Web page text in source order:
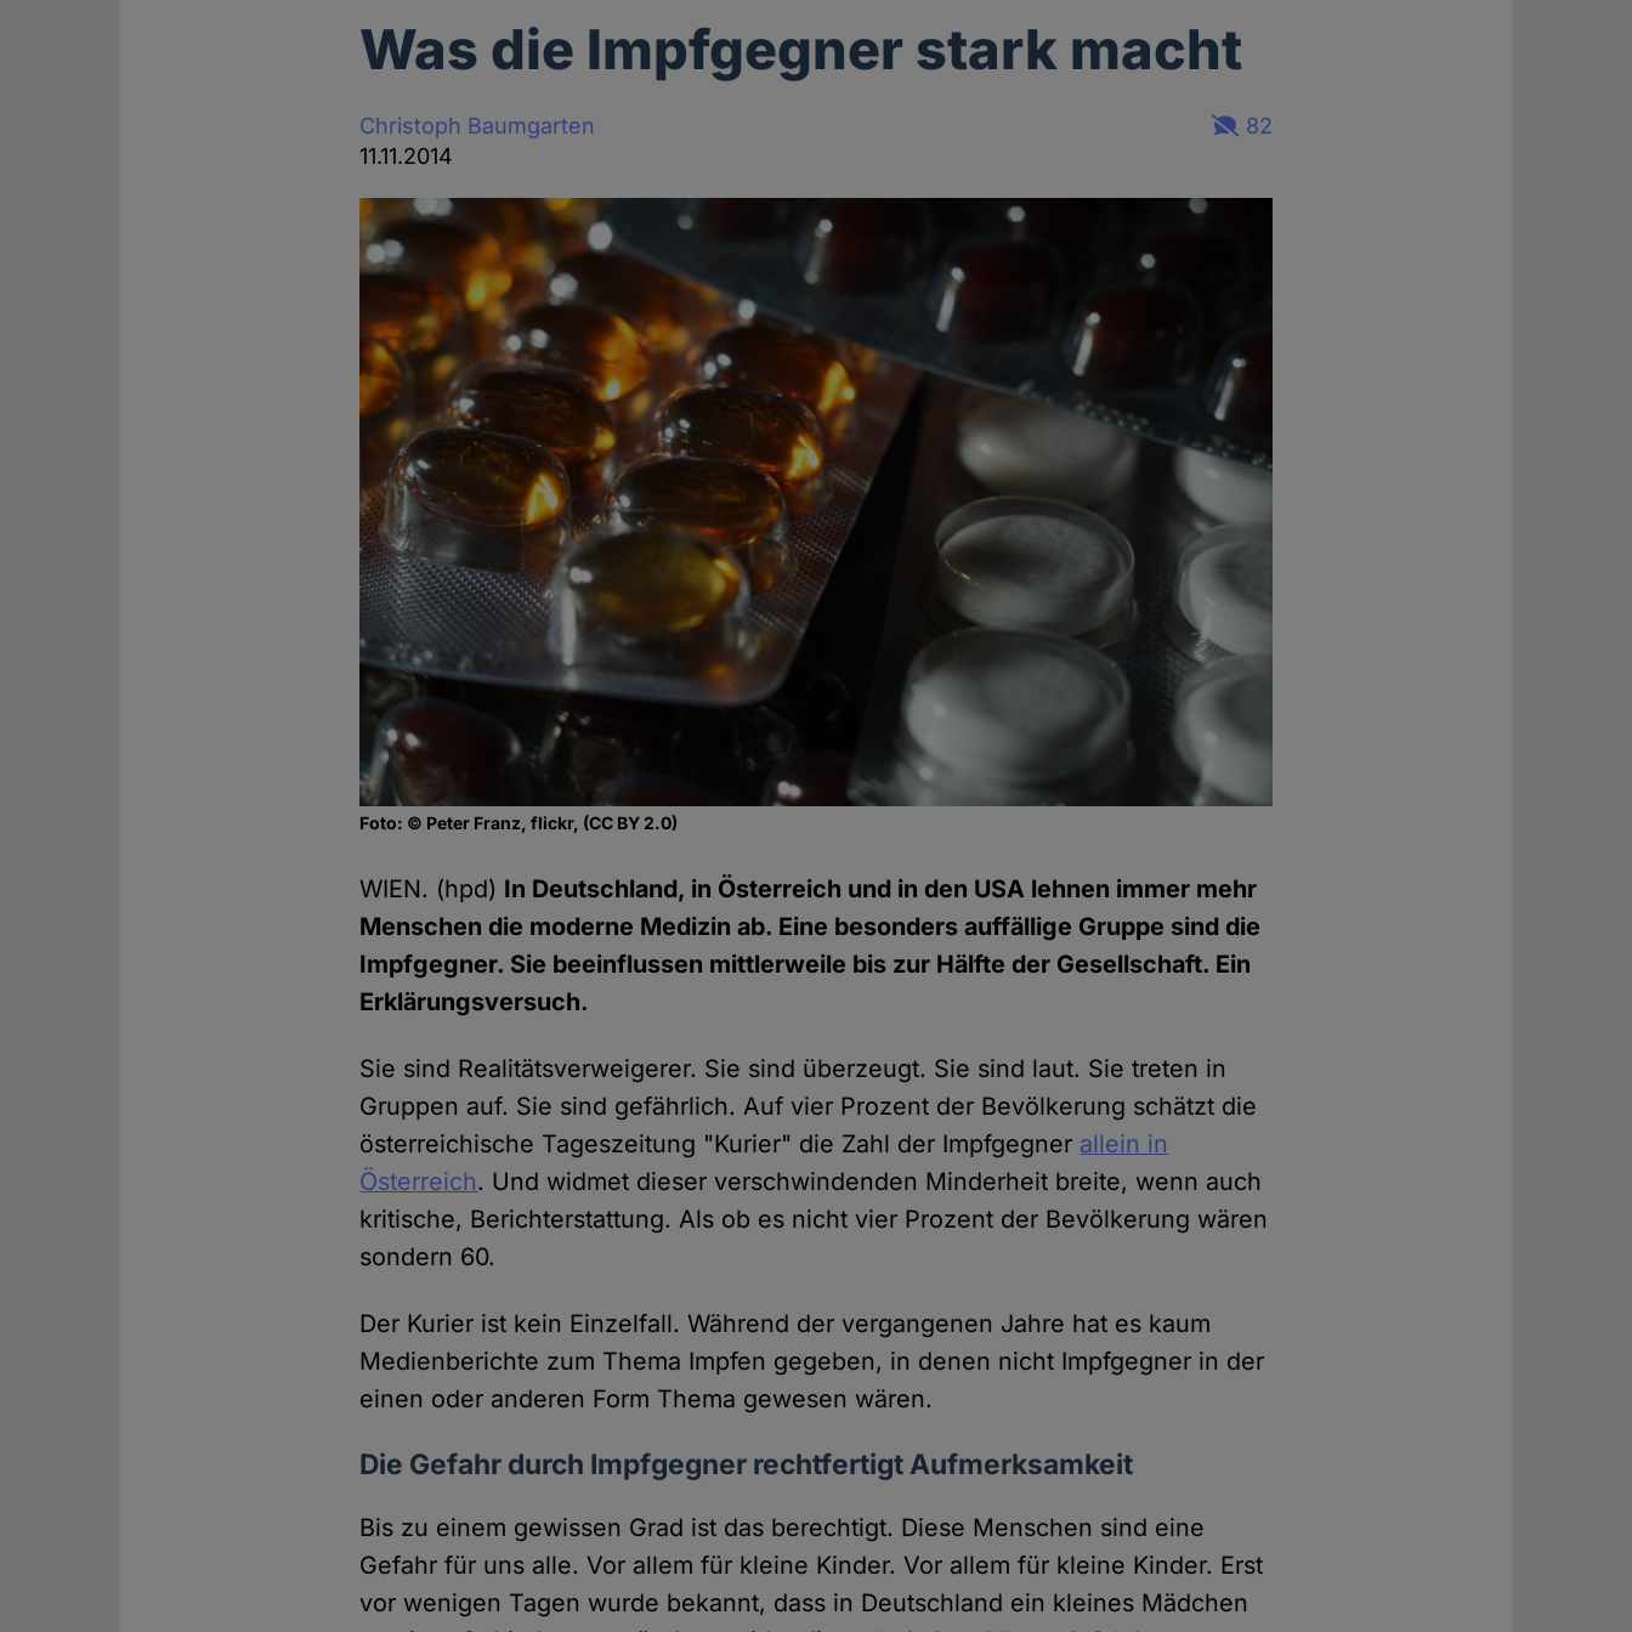
Was die Impfgegner stark macht
Christoph Baumgarten
11.11.2014
82
Foto: © Peter Franz, flickr, (CC BY 2.0)
WIEN. (hpd) In Deutschland, in Österreich und in den USA lehnen immer mehr
Menschen die moderne Medizin ab. Eine besonders auffällige Gruppe sind die
Impfgegner. Sie beeinflussen mittlerweile bis zur Hälfte der Gesellschaft. Ein
Erklärungsversuch.
Sie sind Realitätsverweigerer. Sie sind überzeugt. Sie sind laut. Sie treten in
Gruppen auf. Sie sind gefährlich. Auf vier Prozent der Bevölkerung schätzt die
österreichische Tageszeitung "Kurier" die Zahl der Impfgegner allein in
Österreich. Und widmet dieser verschwindenden Minderheit breite, wenn auch
kritische, Berichterstattung. Als ob es nicht vier Prozent der Bevölkerung wären
sondern 60.
Der Kurier ist kein Einzelfall. Während der vergangenen Jahre hat es kaum
Medienberichte zum Thema Impfen gegeben, in denen nicht Impfgegner in der
einen oder anderen Form Thema gewesen wären.
Die Gefahr durch Impfgegner rechtfertigt Aufmerksamkeit
Bis zu einem gewissen Grad ist das berechtigt. Diese Menschen sind eine
Gefahr für uns alle. Vor allem für kleine Kinder. Vor allem für kleine Kinder. Erst
vor wenigen Tagen wurde bekannt, dass in Deutschland ein kleines Mädchen